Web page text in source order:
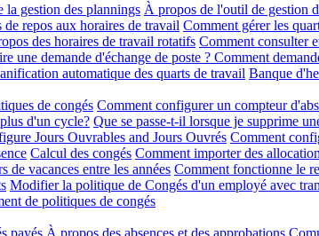
gestion des plannings À propos de l'outil de gestion
repos aux horaires de travail Comment gérer les
des horaires de travail rotatifs Comment consulter
une demande d'échange de poste ? Comment
automatique des quarts de travail Banque
de congés Comment configurer un compteur
d'un cycle? Que se passe-t-il lorsque je supprime
Jours Ouvrables and Jours Ouvrés Comment
Calcul des congés Comment importer des
vacances entre les années Comment fonctionne le
Modifier la politique de Congés d'un employé avec
de politiques de congés
payés À propos des absences et des approbations